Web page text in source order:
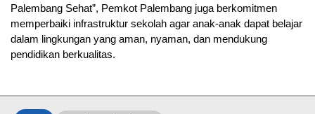
Palembang Sehat”, Pemkot Palembang juga berkomitmen
memperbaiki infrastruktur sekolah agar anak-anak dapat belajar
dalam lingkungan yang aman, nyaman, dan mendukung
pendidikan berkualitas.